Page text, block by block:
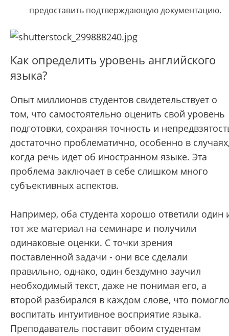
предоставить подтверждающую документацию.
Как определить уровень английского
языка?
Опыт миллионов студентов свидетельствует о
том, что самостоятельно оценить свой уровень
подготовки, сохраняя точность и
достаточно проблематично, особенно в
когда речь идет об иностранном языке. Эта
проблема заключает в себе слишком много
субъективных аспектов.
Например, оба студента хорошо ответили один
тот же материал на семинаре и получили
одинаковые оценки. С точки зрения
поставленной задачи - они все сделали
правильно, однако, один бездумно заучил
необходимый текст, даже не понимая его, а
второй разбирался в каждом слове, что помогло
воспитать интуитивное восприятие языка.
Преподаватель поставит обоим студентам